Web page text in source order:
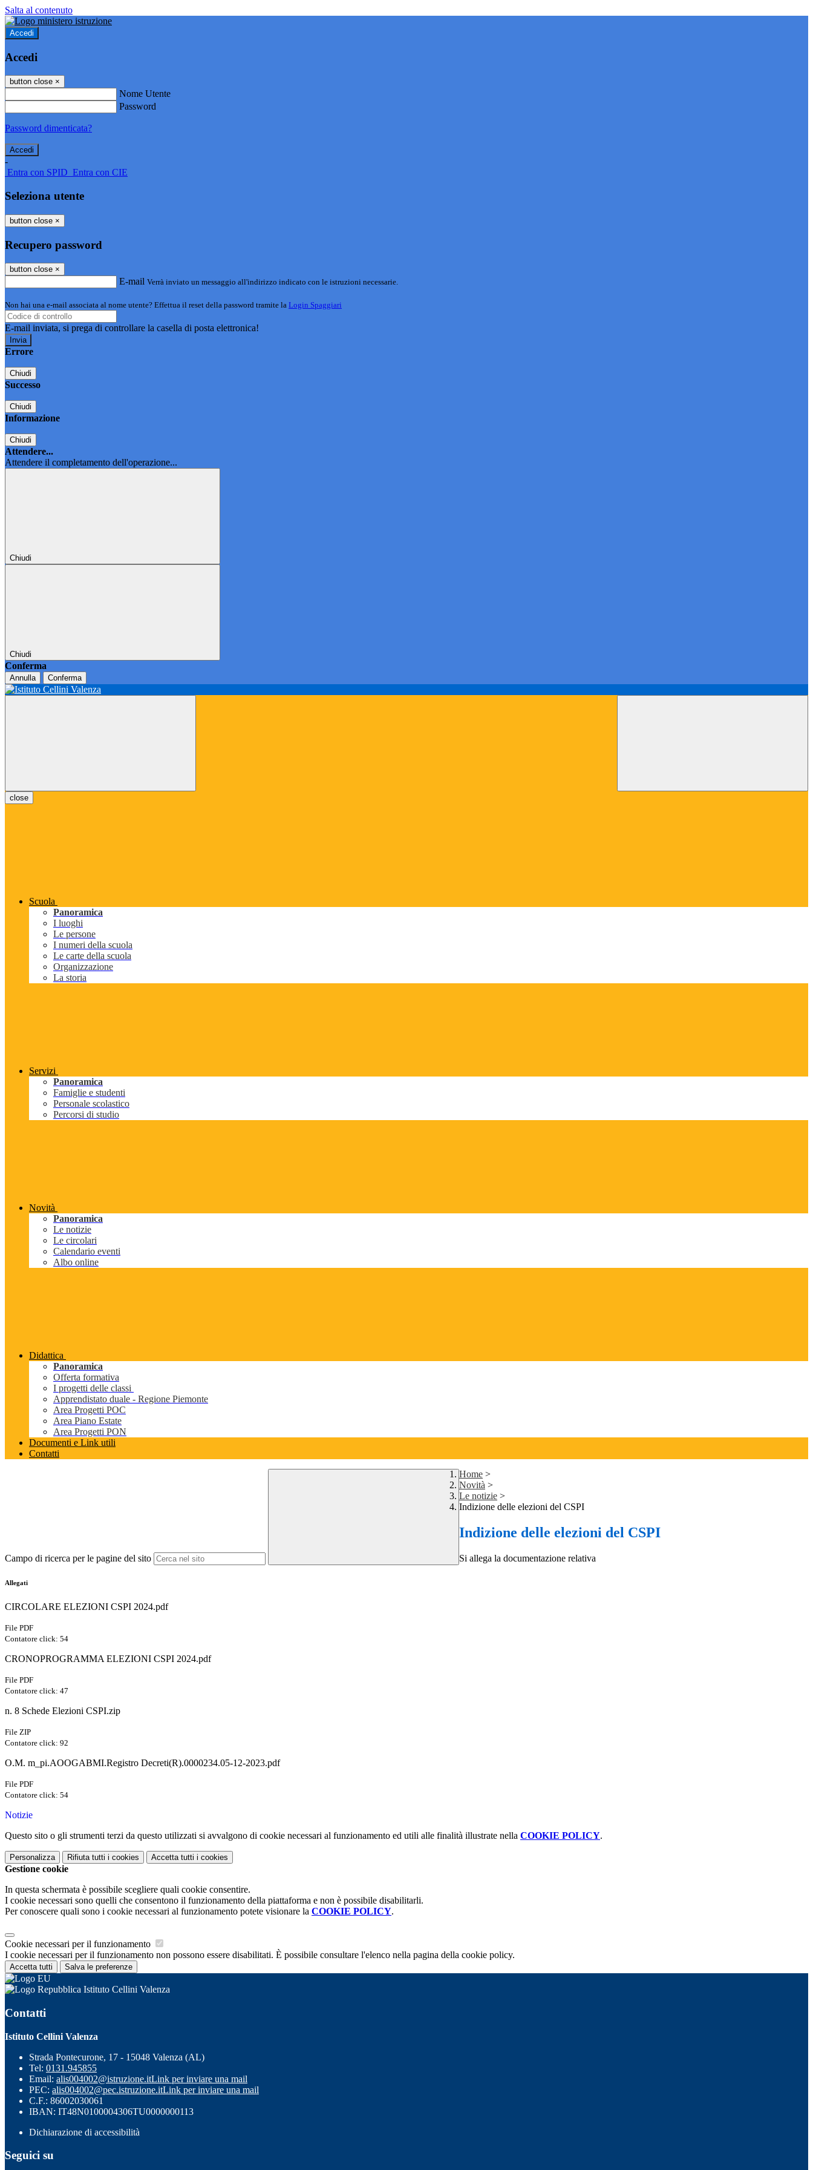
Salta al contenuto
Accedi
Accedi
button close ×
Nome Utente
Password
Password dimenticata?
-
Entra con SPID Entra con CIE
Seleziona utente
button close ×
Recupero password
button close ×
E-mail Verrà inviato un messaggio all'indirizzo indicato con le istruzioni necessarie.
Non hai una e-mail associata al nome utente? Effettua il reset della password tramite la Login Spaggiari
E-mail inviata, si prega di controllare la casella di posta elettronica!
Errore
Chiudi
Successo
Chiudi
Informazione
Chiudi
Attendere...
Attendere il completamento dell'operazione...
Chiudi
Chiudi
Conferma
Annulla Conferma
close
Scuola
Panoramica
I luoghi
Le persone
I numeri della scuola
Le carte della scuola
Organizzazione
La storia
Servizi
Panoramica
Famiglie e studenti
Personale scolastico
Percorsi di studio
Novità
Panoramica
Le notizie
Le circolari
Calendario eventi
Albo online
Didattica
Panoramica
Offerta formativa
I progetti delle classi
Apprendistato duale - Regione Piemonte
Area Progetti POC
Area Piano Estate
Area Progetti PON
Documenti e Link utili
Contatti
Campo di ricerca per le pagine del sito
Home >
Novità >
Le notizie >
Indizione delle elezioni del CSPI
Indizione delle elezioni del CSPI
Si allega la documentazione relativa
Allegati
CIRCOLARE ELEZIONI CSPI 2024.pdf
File PDF
Contatore click: 54
CRONOPROGRAMMA ELEZIONI CSPI 2024.pdf
File PDF
Contatore click: 47
n. 8 Schede Elezioni CSPI.zip
File ZIP
Contatore click: 92
O.M. m_pi.AOOGABMI.Registro Decreti(R).0000234.05-12-2023.pdf
File PDF
Contatore click: 54
Notizie
Questo sito o gli strumenti terzi da questo utilizzati si avvalgono di cookie necessari al funzionamento ed utili alle finalità illustrate nella COOKIE POLICY.
Personalizza Rifiuta tutti i cookies Accetta tutti i cookies
Gestione cookie
In questa schermata è possibile scegliere quali cookie consentire.
I cookie necessari sono quelli che consentono il funzionamento della piattaforma e non è possibile disabilitarli.
Per conoscere quali sono i cookie necessari al funzionamento potete visionare la COOKIE POLICY.
Cookie necessari per il funzionamento
I cookie necessari per il funzionamento non possono essere disabilitati. È possibile consultare l'elenco nella pagina della cookie policy.
Accetta tutti Salva le preferenze
Istituto Cellini Valenza
Contatti
Istituto Cellini Valenza
Strada Pontecurone, 17 - 15048 Valenza (AL)
Tel: 0131.945855
Email: alis004002@istruzione.itLink per inviare una mail
PEC: alis004002@pec.istruzione.itLink per inviare una mail
C.F.: 86002030061
IBAN: IT48N0100004306TU0000000113
Dichiarazione di accessibilità
Seguici su